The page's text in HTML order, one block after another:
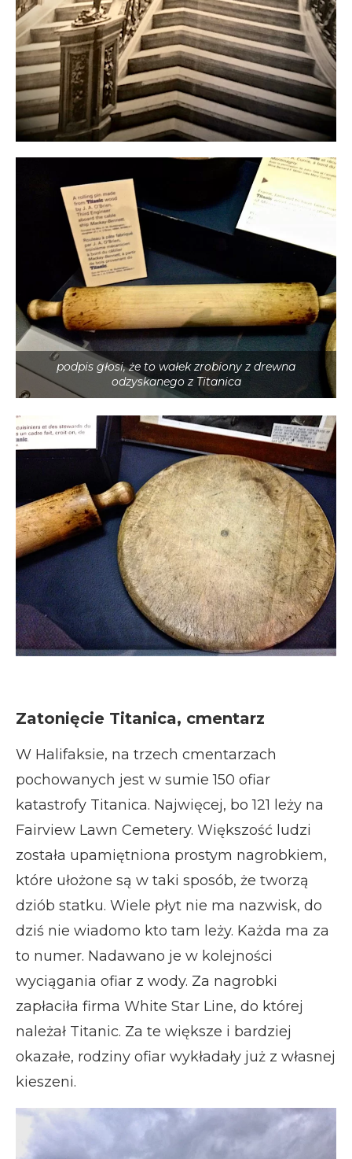
podpis głosi, że to wałek zrobiony z drewna
odzyskanego z Titanica
Zatonięcie Titanica, cmentarz
W Halifaksie, na trzech cmentarzach
pochowanych jest w sumie 150 ofiar
katastrofy Titanica. Najwięcej, bo 121 leży na
Fairview Lawn Cemetery. Większość ludzi
została upamiętniona prostym nagrobkiem,
które ułożone są w taki sposób, że tworzą
dziób statku. Wiele płyt nie ma nazwisk, do
dziś nie wiadomo kto tam leży. Każda ma za
to numer. Nadawano je w kolejności
wyciągania ofiar z wody. Za nagrobki
zapłaciła firma White Star Line, do której
należał Titanic. Za te większe i bardziej
okazałe, rodziny ofiar wykładały już z własnej
kieszeni.